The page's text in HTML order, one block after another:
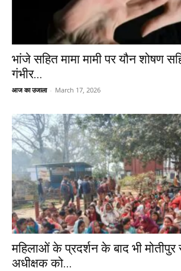
भांजे सहित मामा मामी पर यौन शोषण
गंभीर...
आज का उजाला - March 17, 2026
महिलाओं के प्रदर्शन के बाद भी
अधीक्षक को...